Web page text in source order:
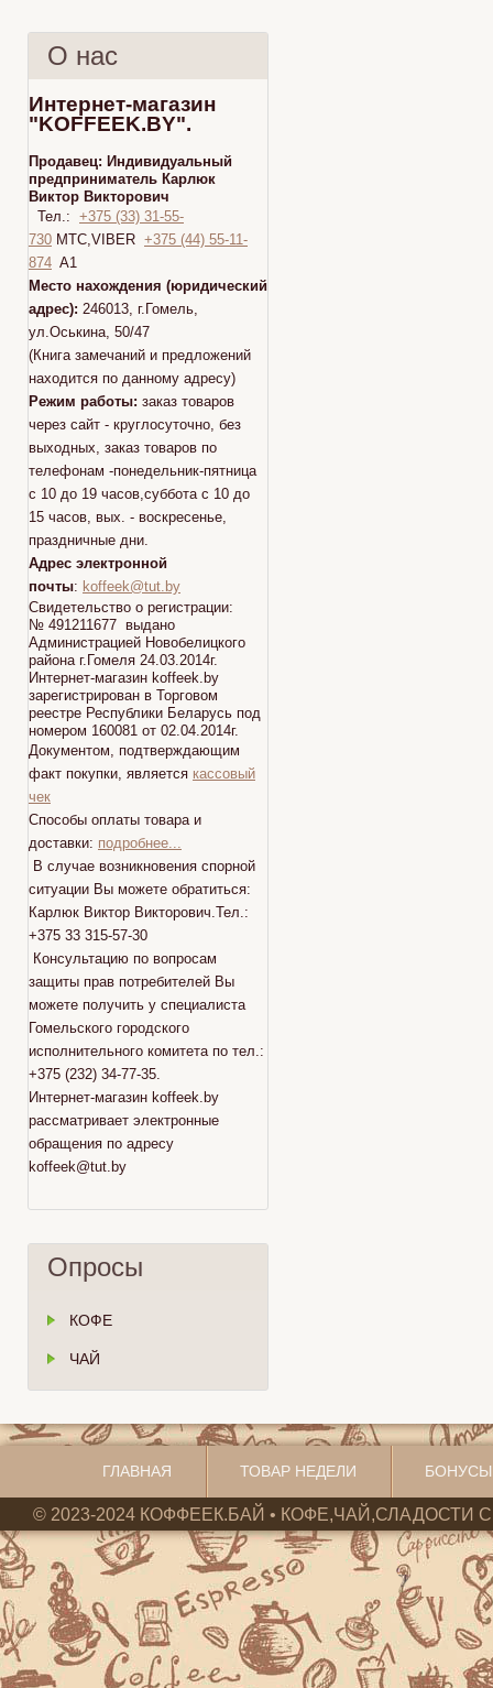
О нас
Интернет-магазин
"KOFFEEK.BY".
Продавец: Индивидуальный
предприниматель Карлюк
Виктор Викторович
Тел.: +375 (33) 31-55-
730 МТС,VIBER +375 (44) 55-11-
874 A1
Место нахождения (юридический
адрес): 246013, г.Гомель,
ул.Оськина, 50/47
(Книга замечаний и предложений
находится по данному адресу)
Режим работы: заказ товаров
через сайт - круглосуточно, без
выходных, заказ товаров по
телефонам -понедельник-пятница
с 10 до 19 часов,суббота с 10 до
15 часов, вых. - воскресенье,
праздничные дни.
Адрес электронной
почты: koffeek@tut.by
Свидетельство о регистрации:
№ 491211677 выдано
Администрацией Новобелицкого
района г.Гомеля 24.03.2014г.
Интернет-магазин koffeek.by
зарегистрирован в Торговом
реестре Республики Беларусь под
номером 160081 от 02.04.2014г.
Документом, подтверждающим
факт покупки, является кассовый
чек
Способы оплаты товара и
доставки: подробнее...
В случае возникновения спорной
ситуации Вы можете обратиться:
Карлюк Виктор Викторович.Тел.:
+375 33 315-57-30
Консультацию по вопросам
защиты прав потребителей Вы
можете получить у специалиста
Гомельского городского
исполнительного комитета по тел.:
+375 (232) 34-77-35.
Интернет-магазин koffeek.by
рассматривает электронные
обращения по адресу
koffeek@tut.by
Опросы
КОФЕ
ЧАЙ
ГЛАВНАЯ ТОВАР НЕДЕЛИ
© 2023-2024 КОФФЕЕК.БАЙ • КОФЕ,ЧАЙ,СЛАДОСТИ С